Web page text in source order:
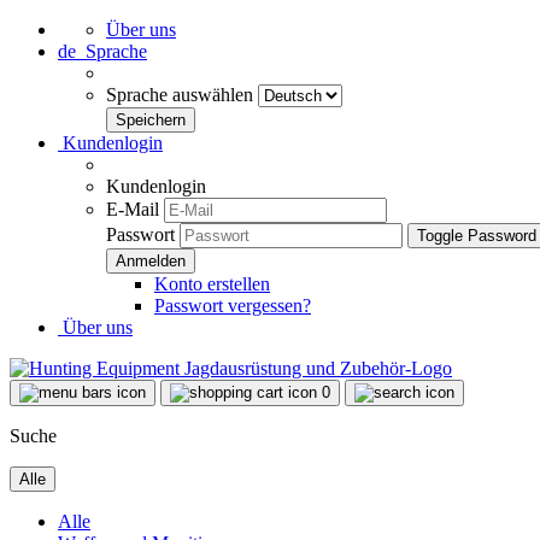
Über uns
de Sprache
Sprache auswählen
Kundenlogin
Kundenlogin
E-Mail
Passwort
Toggle
Konto erstellen
Passwort vergessen?
Über uns
0
Suche
Alle
Alle